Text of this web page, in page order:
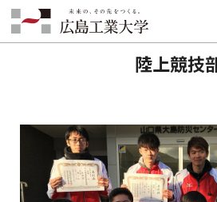
HOME キャンパスライフ
陸上競技